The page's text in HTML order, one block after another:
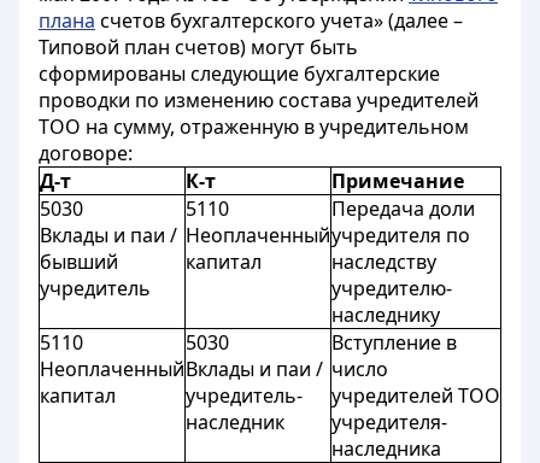
плана счетов бухгалтерского учета» (далее –
Типовой план счетов) могут быть
сформированы следующие бухгалтерские
проводки по изменению состава учредителей
ТОО на сумму, отраженную в учредительном
договоре:
Д-т
К-т
Примечание
5030
Вклады и паи /
бывший
учредитель
5110
Неоплаченный
капитал
Передача доли
учредителя по
наследству
учредителю-
наследнику
5110
Неоплаченный
капитал
5030
Вклады и паи /
учредитель-
наследник
Вступление в
число
учредителей ТОО
учредителя-
наследника